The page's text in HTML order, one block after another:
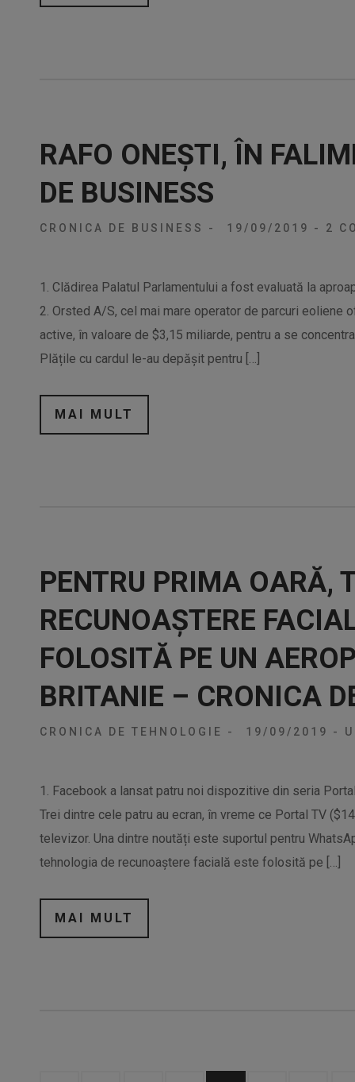
RAFO ONEȘTI, ÎN
DE BUSINESS
CRONICA DE BUSINESS - 19/09/2019 - 2
1. Clădirea Palatul Parlamentului a fost evaluată la
2. Orsted A/S, cel mai mare operator de parcuri eoliene
active, în valoare de $3,15 miliarde, pentru a se
Plățile cu cardul le-au depășit pentru […]
MAI MULT
PENTRU PRIMA OARĂ,
RECUNOAȘTERE
FOLOSITĂ PE UN
BRITANIE – CRONICA
CRONICA DE TEHNOLOGIE - 19/09/2019 -
1. Facebook a lansat patru noi dispozitive din seria
Trei dintre cele patru au ecran, în vreme ce Portal TV
televizor. Una dintre noutăți este suportul pentru
tehnologia de recunoaștere facială este folosită pe […]
MAI MULT